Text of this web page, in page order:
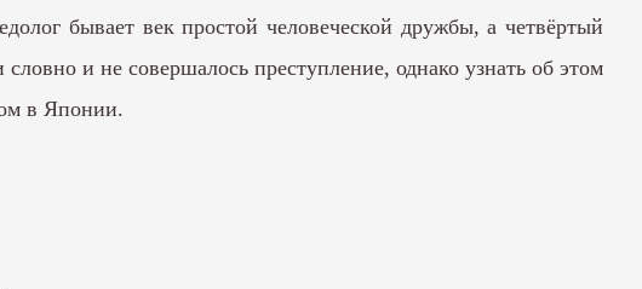
бывает век простой человеческой дружбы, а четвёртый
и не совершалось преступление, однако узнать об этом
в Японии.